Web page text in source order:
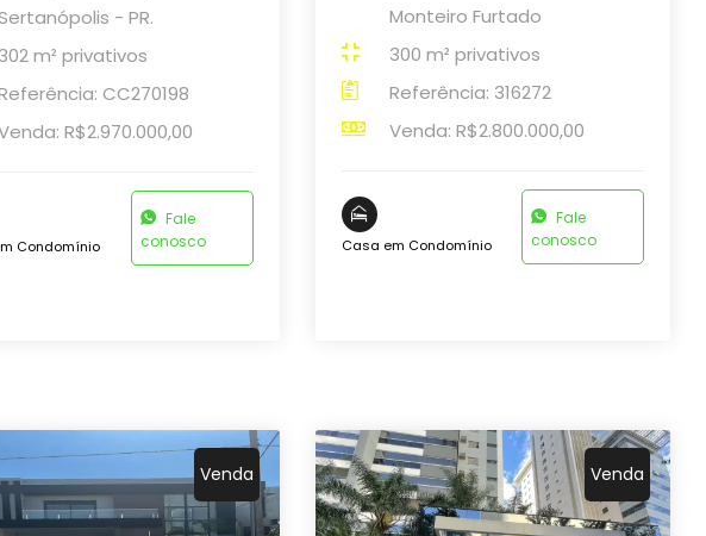
- PR.
302 m² privativos
CC270198
R$2.970.000,00
Condomínio
Fale
conosco
Monteiro Furtado
300 m² privativos
Referência: 316272
Venda: R$2.800.000,00
Casa em Condomínio
Fale
conosco
Venda Venda